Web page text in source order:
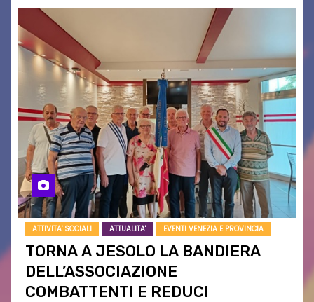
ATTIVITA' SOCIALI ATTUALITA' EVENTI VENEZIA E PROVINCIA
TORNA A JESOLO LA BANDIERA
DELL’ASSOCIAZIONE
COMBATTENTI E REDUCI